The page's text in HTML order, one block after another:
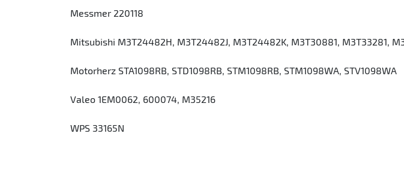
Messmer 220118
Mitsubishi M3T24482H, M3T24482J, M3T24482K, M3T30881, M3T33281,
Motorherz STA1098RB, STD1098RB, STM1098RB, STM1098WA, STV1098WA
Valeo 1EM0062, 600074, M35216
WPS 33165N